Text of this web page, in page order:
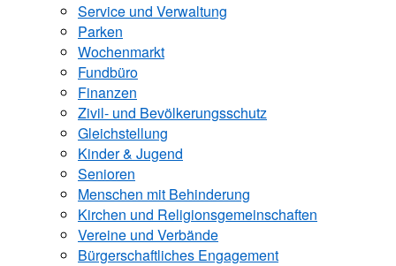
Service und Verwaltung
Parken
Wochenmarkt
Fundbüro
Finanzen
Zivil- und Bevölkerungsschutz
Gleichstellung
Kinder & Jugend
Senioren
Menschen mit Behinderung
Kirchen und ­Religionsgemeinschaften
Vereine und Verbände
Bürgerschaftliches Engagement